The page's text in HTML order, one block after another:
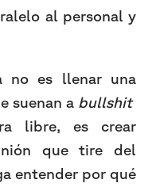
al personal y
no es llenar una
suenan a bullshit
libre, es crear
que tire del
entender por qué